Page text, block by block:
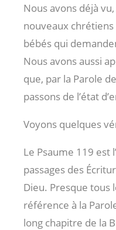
Nous avons déjà
nouveaux
bébés qui
Nous avons aussi
que, par la Parole
passons de l’état
Voyons quelques
Le Psaume 119 est
passages des
Dieu. Presque tous
référence à la
long chapitre de la